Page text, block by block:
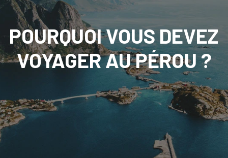
POURQUOI VOUS DEVEZ
VOYAGER AU PÉROU ?